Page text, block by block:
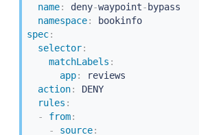
name: deny-waypoint- bypass
namespace:
bookinfo
spec:
selector:
matchLabels :
app:
reviews
action:
DENY
rules :
-
from:
-
source: